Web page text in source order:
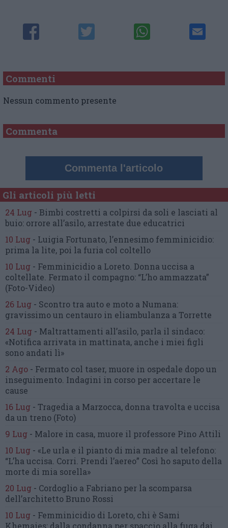
Commenti
Nessun commento presente
Commenta
Commenta l'articolo
Gli articoli più letti
24 Lug - Bimbi costretti a colpirsi da soli e lasciati al
buio: orrore all’asilo, arrestate due educatrici
10 Lug - Luigia Fortunato, l’ennesimo femminicidio:
prima la lite, poi la furia col coltello
10 Lug - Femminicidio a Loreto. Donna uccisa a
coltellate. Fermato il compagno: “L’ho ammazzata”
(Foto-Video)
26 Lug - Scontro tra auto e moto a Numana:
gravissimo un centauro in eliambulanza a Torrette
24 Lug - Maltrattamenti all’asilo, parla il sindaco:
«Notifica arrivata in mattinata, anche i miei figli
sono andati lì»
2 Ago - Fermato col taser, muore in ospedale dopo un
inseguimento. Indagini in corso per accertare le
cause
16 Lug - Tragedia a Marzocca, donna travolta e uccisa
da un treno (Foto)
9 Lug - Malore in casa, muore il professore Pino Attili
10 Lug - «Le urla e il pianto di mia madre al telefono:
“L’ha uccisa. Corri. Prendi l’aereo” Così ho saputo della
morte di mia sorella»
20 Lug - Cordoglio a Fabriano per la scomparsa
dell’architetto Bruno Rossi
10 Lug - Femminicidio di Loreto, chi è Sami
Khemaies: dalla condanna per spaccio alla fuga dai